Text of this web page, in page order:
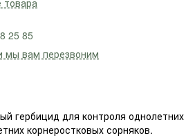
25 85
мы вам перезвоним
гербицид для контроля однолетних
корнеростковых сорняков.